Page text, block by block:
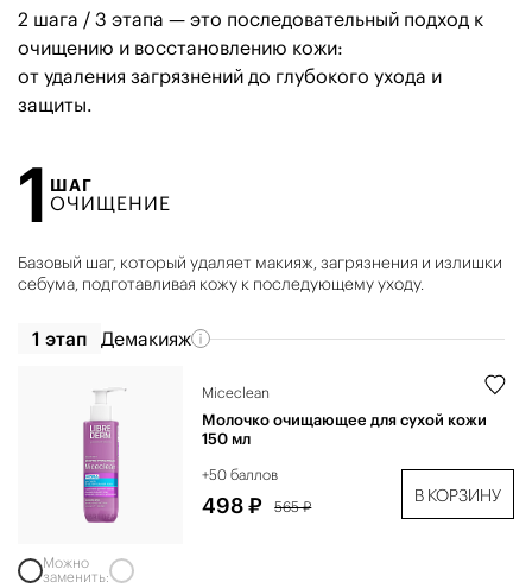
2 шага / 3 этапа — это последовательный подход к
очищению и восстановлению кожи:
от удаления загрязнений до глубокого ухода и
защиты.
1 ШАГ
ОЧИЩЕНИЕ
Базовый шаг, который удаляет макияж, загрязнения и излишки
себума, подготавливая кожу к последующему уходу.
1 этап Демакияж
Miceclean
Молочко очищающее для сухой кожи
150 мл
+50 баллов
498 ₽ 565 ₽
В КОРЗИНУ
Можно
заменить: